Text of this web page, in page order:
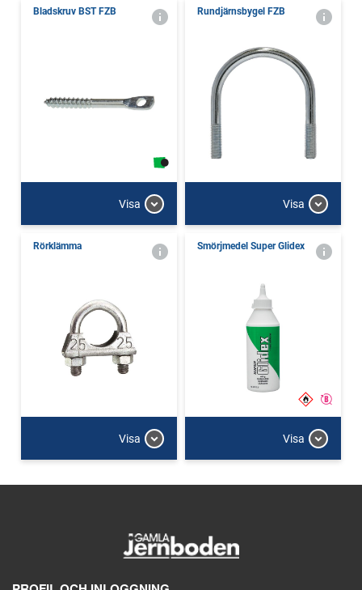
Bladskruv BST FZB
Visa
Rundjärnsbygel FZB
Visa
Rörklämma
Visa
Smörjmedel Super Glidex
Visa